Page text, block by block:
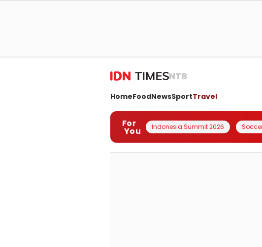
NTB
HomeFoodNewsSportTravel
For
You Indonesia Summit 2026